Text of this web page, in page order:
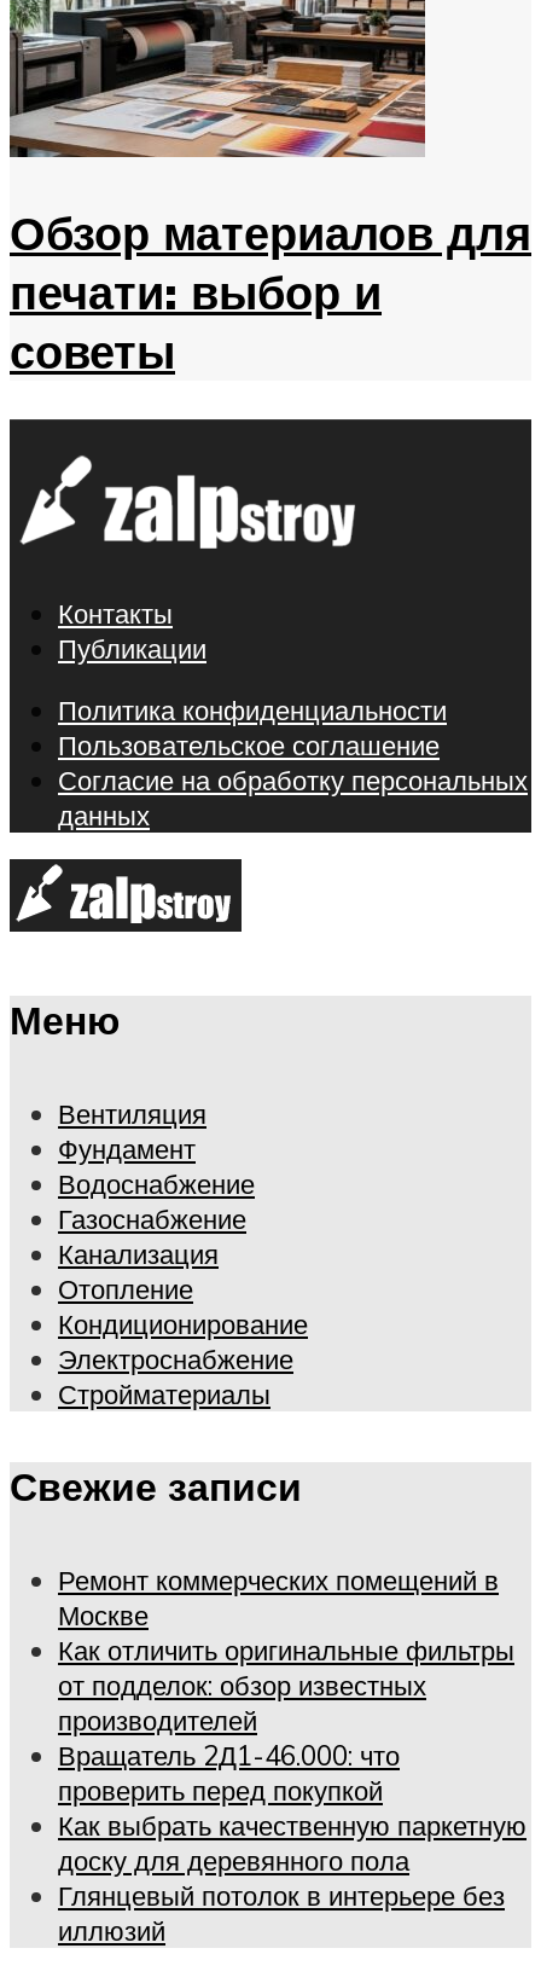
Обзор материалов для
печати: выбор и
советы
Контакты
Публикации
Политика конфиденциальности
Пользовательское соглашение
Согласие на обработку персональных
данных
Меню
Вентиляция
Фундамент
Водоснабжение
Газоснабжение
Канализация
Отопление
Кондиционирование
Электроснабжение
Стройматериалы
Свежие записи
Ремонт коммерческих помещений в
Москве
Как отличить оригинальные фильтры
от подделок: обзор известных
производителей
Вращатель 2Д1-46.000: что
проверить перед покупкой
Как выбрать качественную паркетную
доску для деревянного пола
Глянцевый потолок в интерьере без
иллюзий